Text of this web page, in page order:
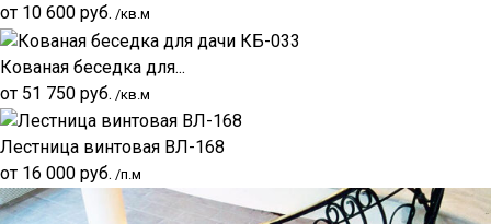
от 10 600 руб. /кв.м
Кованая беседка для...
от 51 750 руб. /кв.м
Лестница винтовая ВЛ-168
от 16 000 руб. /п.м